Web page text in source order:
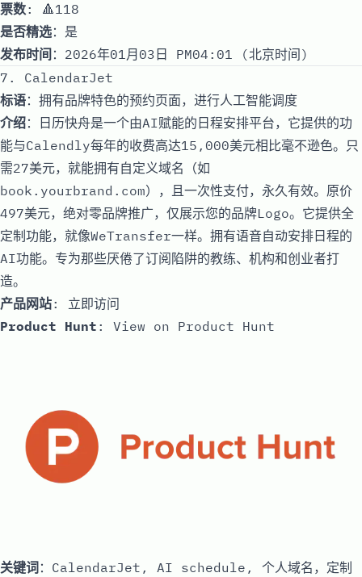
票数: 🔺118
是否精选：是
发布时间 ：2026年01月03日 PM04:01 (北京时间)
7. CalendarJet
标语：拥有品牌特色的预约页面，进行人工智能调度
介绍：日历快舟是一个由AI赋能的日程安排平台，它提供的功
能与Calendly每年的收费高达15,000美元相比毫不逊色。只
需27美元，就能拥有自定义域名（如
book.yourbrand.com），且一次性支付，永久有效。原价
497美元，绝对零品牌推广，仅展示您的品牌Logo。它提供全
定制功能，就像WeTransfer一样。拥有语音自动安排日程的
AI功能。专为那些厌倦了订阅陷阱的教练、机构和创业者打
造。
产品网站: 立即访问
Product Hunt : View on Product Hunt
关键词 ：CalendarJet, AI schedule, 个人域名，定制